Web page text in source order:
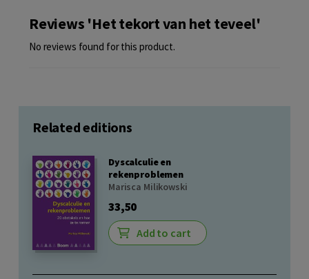
Reviews 'Het tekort van het teveel'
No reviews found for this product.
Related editions
Dyscalculie en
rekenproblemen
Marisca Milikowski
33,50
Add to cart